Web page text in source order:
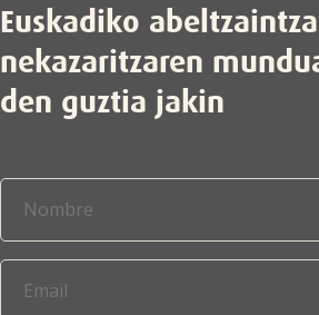
Euskadiko
nekazaritzaren
den guztia jakin